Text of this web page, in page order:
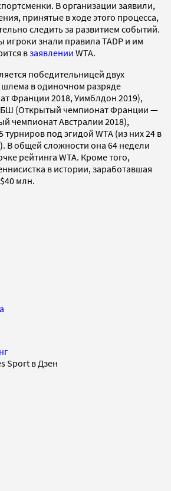
В организации заявили,
принятые в ходе этого процесса,
следить за развитием событий.
игроки знали правила TADP и им
взаявлении WTA.
победительницей двух
в одиночном разряде
Франции 2018, Уимблдон 2019),
(Открытый чемпионат Франции —
чемпионат Австралии 2018),
под эгидой WTA (из них 24 в
В общей сложности она 64 недели
рейтинга WTA. Кроме того,
в истории, заработавшая
млн.
Sport в Дзен